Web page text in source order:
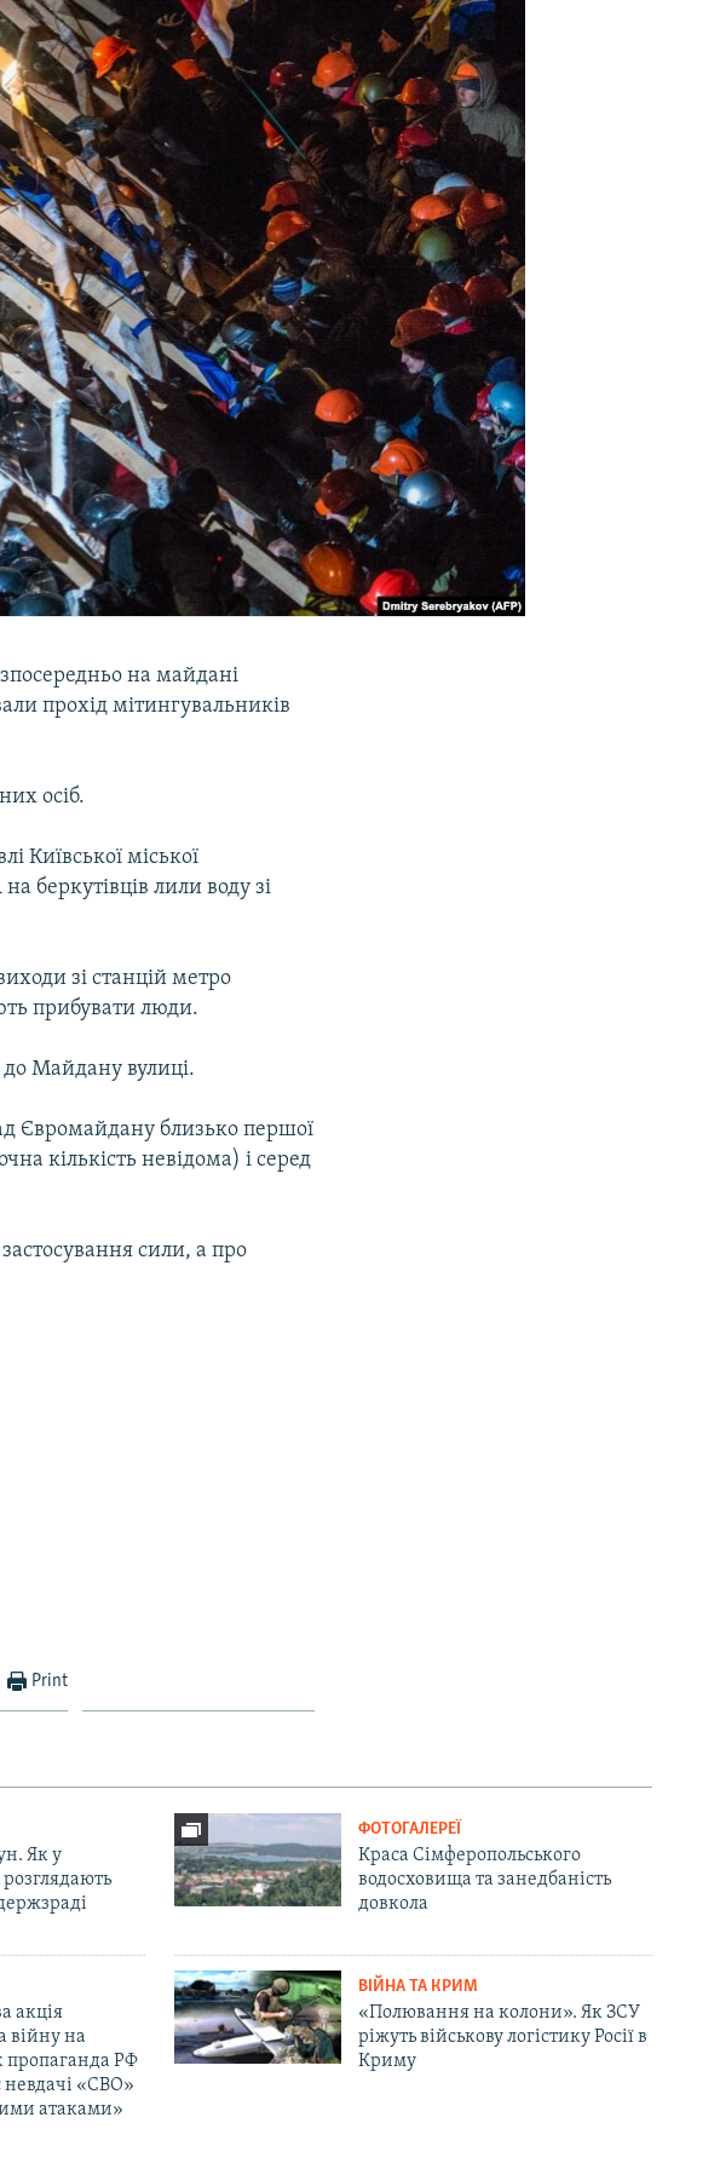
на майдані
прохід мітингувальників
осіб.
Київської міської
беркутівців лили воду зі
зі станцій метро
прибувати люди.
Майдану вулиці.
Євромайдану близько першої
кількість невідома) і серед
сили, а про
Print
Як у
ФОТОГАЛЕРЕЇ
Краса Сімферопольського
водосховища та занедбаність
довкола
акція
війну на
РФ
«СВО»
атаками»
ВІЙНА ТА КРИМ
«Полювання на колони». Як ЗСУ
ріжуть військову логістику Росії в
Криму